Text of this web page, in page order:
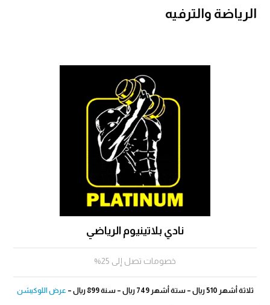
الرياضة والترفيه
نادي بلاتينيوم الرياضي
خصومات تصل إلى 25%
ثلاثة أشهر 510 ريال – ستة أشهر 749 ريال – سنة 899 ريال – عرض اللوكيشن